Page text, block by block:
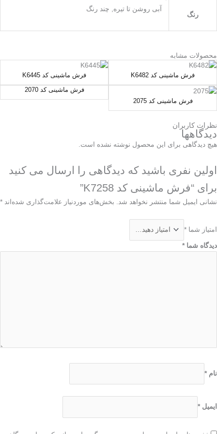
رنگ
آبی روشن تا تیره, چند رنگ
محصولات مشابه
فرش ماشینی کد K6482 فرش ماشینی کد K6445
فرش ماشینی کد 2075
فرش ماشینی کد 2070
نظرات کاربران
دیدگاهها
هیچ دیدگاهی برای این محصول نوشته نشده است.
اولین نفری باشید که دیدگاهی را ارسال می کنید
برای “فرش ماشینی کد K7258”
نشانی ایمیل شما منتشر نخواهد شد. بخش‌های موردنیاز علامت‌گذاری شده‌اند *
امتیاز شما *
دیدگاه شما *
نام *
ایمیل *